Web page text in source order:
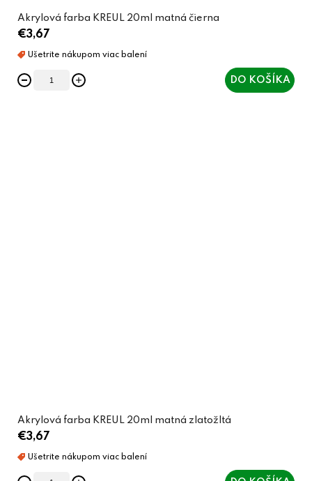
Akrylová farba KREUL 20ml matná čierna
€3,67
DO KOŠÍKA
Akrylová farba KREUL 20ml matná zlatožltá
€3,67